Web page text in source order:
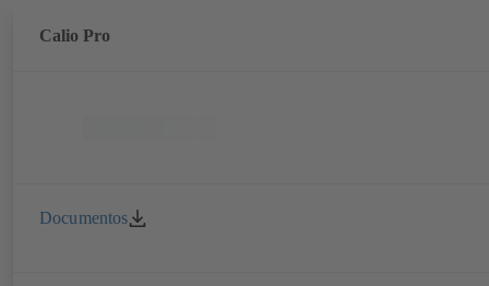
Calio Pro
Documentos